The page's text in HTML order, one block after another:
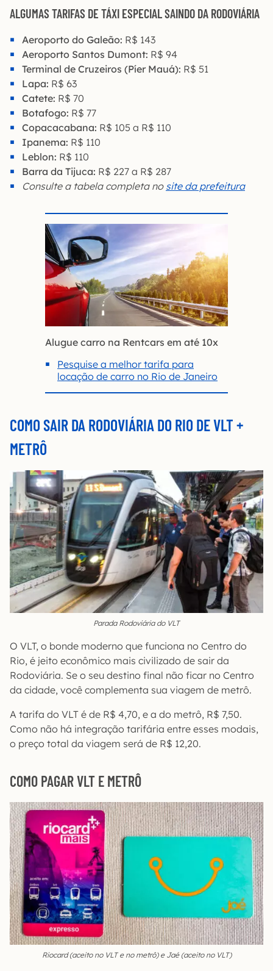
ALGUMAS TARIFAS DE TÁXI ESPECIAL SAINDO DA RODOVIÁRIA
Aeroporto do Galeão: R$ 143
Aeroporto Santos Dumont: R$ 94
Terminal de Cruzeiros (Píer Mauá): R$ 51
Lapa: R$ 63
Catete: R$ 70
Botafogo: R$ 77
Copacacabana: R$ 105 a R$ 110
Ipanema: R$ 110
Leblon: R$ 110
Barra da Tijuca: R$ 227 a R$ 287
Consulte a tabela completa no site da prefeitura
Alugue carro na Rentcars em até 10x
Pesquise a melhor tarifa para
locação de carro no Rio de Janeiro
COMO SAIR DA RODOVIÁRIA DO RIO DE VLT +
METRÔ
Parada Rodoviária do VLT
O VLT, o bonde moderno que funciona no Centro do
Rio, é jeito econômico mais civilizado de sair da
Rodoviária. Se o seu destino final não ficar no Centro
da cidade, você complementa sua viagem de metrô.
A tarifa do VLT é de R$ 4,70, e a do metrô, R$ 7,50.
Como não há integração tarifária entre esses modais,
o preço total da viagem será de R$ 12,20.
COMO PAGAR VLT E METRÔ
Riocard (aceito no VLT e no metrô) e Jaé (aceito no VLT)